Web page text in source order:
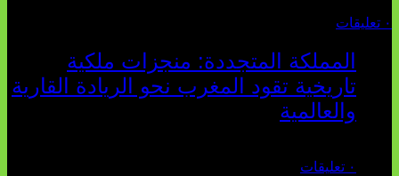
٠ تعليقات
المملكة المتجددة: منجزات ملكية
تاريخية تقود المغرب نحو الريادة القارية
والعالمية
٠ تعليقات